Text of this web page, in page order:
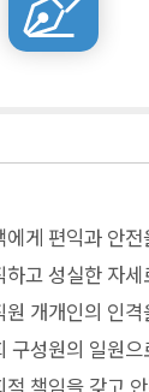
에게 편익과 안
하고 성실한 자
원 개개인의 인
구성원의 일원